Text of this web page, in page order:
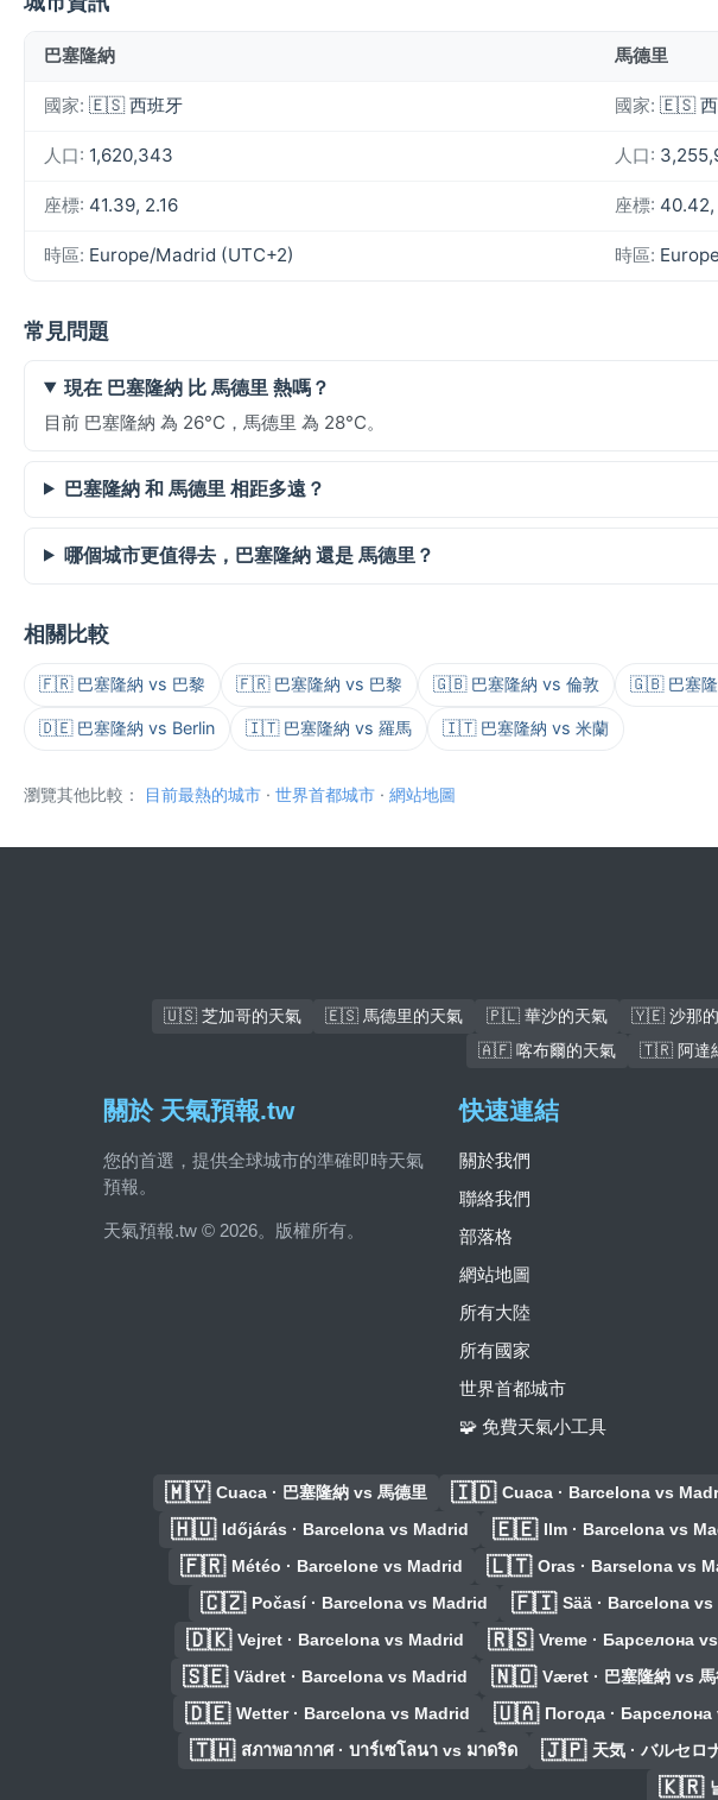
巴塞隆納 馬德里
國家: 🇪🇸 西班牙 國家: 🇪🇸 西
人口: 1,620,343 人口:
座標: 41.39, 2.16 座標:
時區: Europe/Madrid (UTC+2) 時區:
常見問題
現在 巴塞隆納 比 馬德里 熱嗎？
目前 巴塞隆納 為 26°C，馬德里 為 28°C。
巴塞隆納 和 馬德里 相距多遠？
哪個城市更值得去，巴塞隆納 還是 馬德里？
相關比較
🇫🇷 巴塞隆納 vs 巴黎 🇫🇷 巴塞隆納 vs 巴黎 🇬🇧 巴塞隆納 vs 倫敦 🇬🇧 巴塞隆
🇩🇪 巴塞隆納 vs Berlin 🇮🇹 巴塞隆納 vs 羅馬 🇮🇹 巴塞隆納 vs 米蘭
瀏覽其他比較： 目前最熱的城市 · 世界首都城市 · 網站地圖
🇺🇸 芝加哥的天氣 🇪🇸 馬德里的天氣 🇵🇱 華沙的天氣 🇾🇪 沙那
🇦🇫 喀布爾的天氣
🇹🇷 阿達
關於 天氣預報.tw
您的首選，提供全球城市的準確即時天氣
預報。
天氣預報.tw © 2026。版權所有。
快速連結
關於我們
聯絡我們
部落格
網站地圖
所有大陸
所有國家
世界首都城市
🧩 免費天氣小工具
🇲🇾 Cuaca · 巴塞隆納 vs 馬德里 🇮🇩 Cuaca · Barcelona vs
🇭🇺 Időjárás · Barcelona vs Madrid 🇪🇪 Ilm · Barcelona vs
🇫🇷 Météo · Barcelone vs Madrid 🇱🇹 Oras · Barselona vs
🇨🇿 Počasí · Barcelona vs Madrid 🇫🇮 Sää · Barcelona
🇩🇰 Vejret · Barcelona vs Madrid 🇷🇸 Vreme · Барселона
🇸🇪 Vädret · Barcelona vs Madrid 🇳🇴 Været · 巴塞隆納 vs 馬
🇩🇪 Wetter · Barcelona vs Madrid 🇺🇦 Погода ·
🇹🇭 สภาพอากาศ · บาร์เซโลนา vs มาดริด 🇯🇵 天気 · バルセロ
🇰🇷